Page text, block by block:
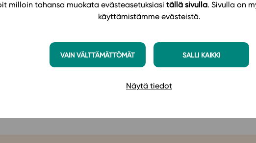
milloin tahansa muokata evästeasetuksiasi tällä sivulla. Sivulla on
käyttämistämme evästeistä.
VAIN VÄLTTÄMÄTTÖMÄT SALLI KAIKKI
Näytä tiedot
allt från automatiskt korrigerade basuppgifter till krävande
modellösningarna till uppgifterna hjälper studerandena att
att producera exakta slutledningar på ett modernt sätt.